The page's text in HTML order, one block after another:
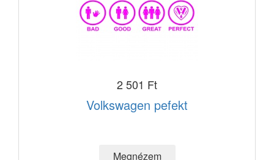
2 501 Ft
Volkswagen pefekt